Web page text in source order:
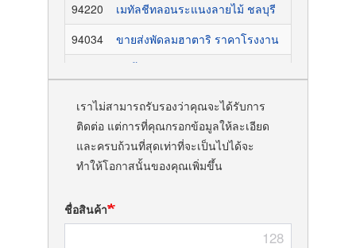
94220
เมทัลชีทลอนระแนงลายไม้ ชลบุรี
94034
ขายส่งพัดลมฮาตาริ ราคาโรงงาน
เราไม่สามารถรับรองว่าคุณจะได้รับการ
ติดต่อ แต่การที่คุณกรอกข้อมูลให้ละเอียด
และครบถ้วนที่สุดเท่าที่จะเป็นไปได้จะ
ทำให้โอกาสนั้นของคุณเพิ่มขึ้น
ชื่อสินค้า
128